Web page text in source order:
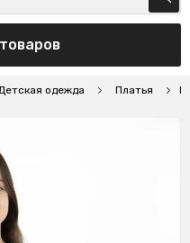
одежда Платья